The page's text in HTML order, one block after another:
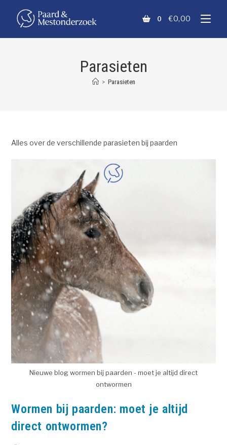
0 €0,00
Parasieten
> Parasieten
Alles over de verschillende parasieten bij paarden
Nieuwe blog wormen bij paarden - moet je altijd direct
ontwormen
Wormen bij paarden: moet je altijd
direct ontwormen?